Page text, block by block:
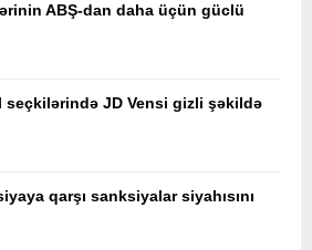
ABŞ-dan daha üçün güclü
seçkilərində JD Vensi gizli şəkildə
qarşı sanksiyalar siyahısını